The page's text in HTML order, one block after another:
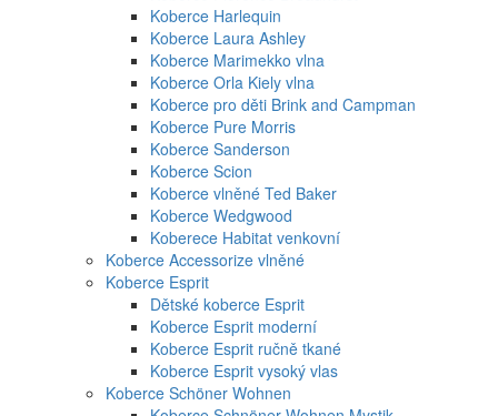
Koberce Harlequin
Koberce Laura Ashley
Koberce Marimekko vlna
Koberce Orla Kiely vlna
Koberce pro děti Brink and Campman
Koberce Pure Morris
Koberce Sanderson
Koberce Scion
Koberce vlněné Ted Baker
Koberce Wedgwood
Koberece Habitat venkovní
Koberce Accessorize vlněné
Koberce Esprit
Dětské koberce Esprit
Koberce Esprit moderní
Koberce Esprit ručně tkané
Koberce Esprit vysoký vlas
Koberce Schöner Wohnen